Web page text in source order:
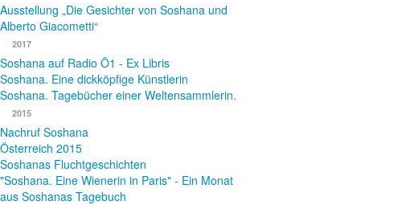
Ausstellung „Die Gesichter von Soshana und
Alberto Giacometti“
2017
Soshana auf Radio Ö1 - Ex Libris
Soshana. Eine dickköpfige Künstlerin
Soshana. Tagebücher einer Weltensammlerin.
2015
Nachruf Soshana
Österreich 2015
Soshanas Fluchtgeschichten
"Soshana. Eine Wienerin in Paris" - Ein Monat
aus Soshanas Tagebuch